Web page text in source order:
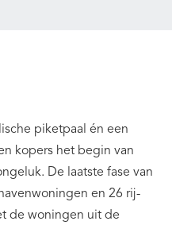
piketpaal én een
kopers het begin van
De laatste fase van
en 26 rij-
de woningen uit de